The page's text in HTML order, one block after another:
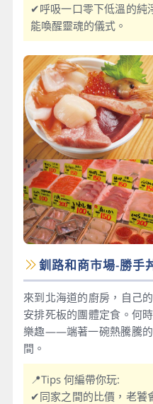
✔呼吸一口零下低溫的純
能喚醒靈魂的儀式。
釧路和商市場-勝手
來到北海道的廚房，自己
安排死板的團體定食。何
樂趣——端著一碗熱騰騰的
間。
📍Tips 何編帶你玩:
✔同家之間的比價，老饕